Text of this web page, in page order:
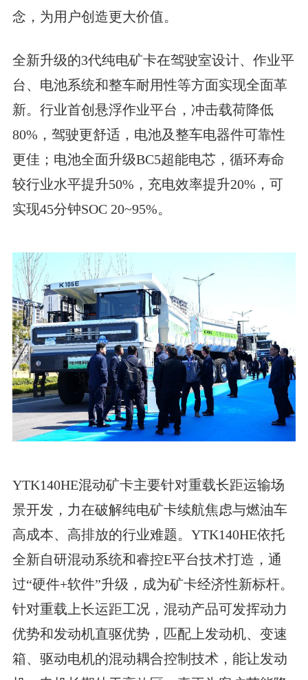
念，为用户创造更大价值。
全新升级的3代纯电矿卡在驾驶室设计、作业平
台、电池系统和整车耐用性等方面实现全面革
新。行业首创悬浮作业平台，冲击载荷降低
80%，驾驶更舒适，电池及整车电器件可靠性
更佳；电池全面升级BC5超能电芯，循环寿命
较行业水平提升50%，充电效率提升20%，可
实现45分钟SOC 20~95%。
YTK140HE混动矿卡主要针对重载长距运输场
景开发，力在破解纯电矿卡续航焦虑与燃油车
高成本、高排放的行业难题。YTK140HE依托
全新自研混动系统和睿控E平台技术打造，通
过“硬件+软件”升级，成为矿卡经济性新标杆。
针对重载上长运距工况，混动产品可发挥动力
优势和发动机直驱优势，匹配上发动机、变速
箱、驱动电机的混动耦合控制技术，能让发动